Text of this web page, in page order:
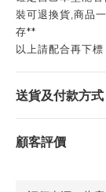
裝可退換貨,商品
存**
以上請配合再下標
送貨及付款方式
顧客評價